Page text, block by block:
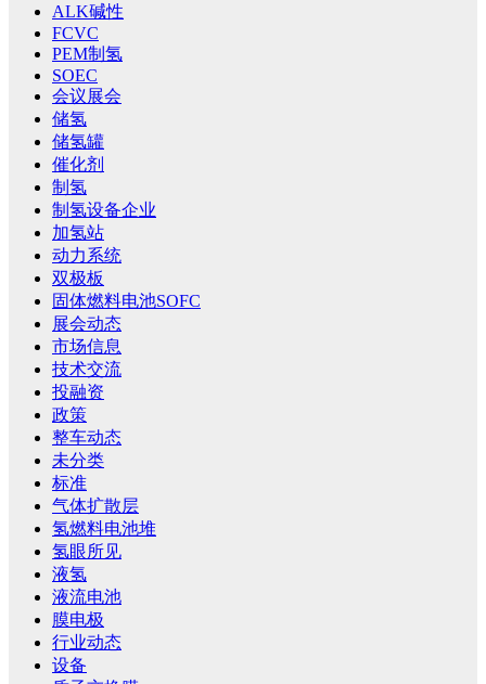
ALK碱性
FCVC
PEM制氢
SOEC
会议展会
储氢
储氢罐
催化剂
制氢
制氢设备企业
加氢站
动力系统
双极板
固体燃料电池SOFC
展会动态
市场信息
技术交流
投融资
政策
整车动态
未分类
标准
气体扩散层
氢燃料电池堆
氢眼所见
液氢
液流电池
膜电极
行业动态
设备